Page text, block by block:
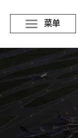
菜单